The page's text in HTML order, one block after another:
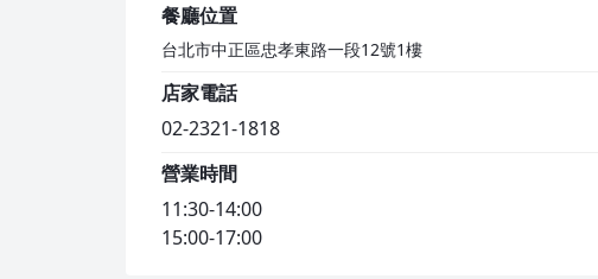
餐廳位置
台北市中正區忠孝東路一段12號1樓
店家電話
02-2321-1818
營業時間
11:30-14:00
15:00-17:00